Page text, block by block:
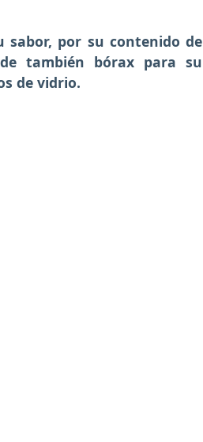
sabor, por su contenido de
también bórax para su
de vidrio.